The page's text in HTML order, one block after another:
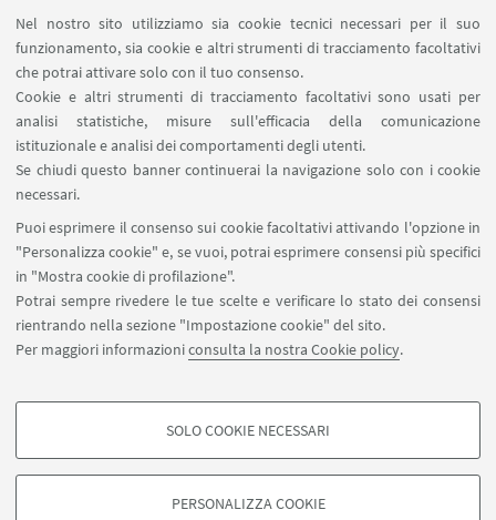
Nel nostro sito utilizziamo sia cookie tecnici necessari per il suo
funzionamento, sia cookie e altri strumenti di tracciamento facoltativi
che potrai attivare solo con il tuo consenso.
Cookie e altri strumenti di tracciamento facoltativi sono usati per
analisi statistiche, misure sull'efficacia della comunicazione
istituzionale e analisi dei comportamenti degli utenti.
Se chiudi questo banner continuerai la navigazione solo con i cookie
necessari.
Puoi esprimere il consenso sui cookie facoltativi attivando l'opzione in
"Personalizza cookie" e, se vuoi, potrai esprimere consensi più specifici
in "Mostra cookie di profilazione".
Potrai sempre rivedere le tue scelte e verificare lo stato dei consensi
rientrando nella sezione "Impostazione cookie" del sito.
Per maggiori informazioniconsulta la nostra Cookie policy.
COOKIE DI PROFILAZIONE - FACOLTATIVI
degli utenti, creare profili in base al loro comportamento sul sito, per analisi
SOLO COOKIE NECESSARI
PERSONALIZZA COOKIE
Seguici su: